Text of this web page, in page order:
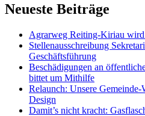
Neueste Beiträge
Agrarweg Reiting-Kiriau wird
Stellenausschreibung
Geschäftsführung
Beschädigungen an
bittet um Mithilfe
Relaunch: Unsere
Design
Damit’s nicht kracht: